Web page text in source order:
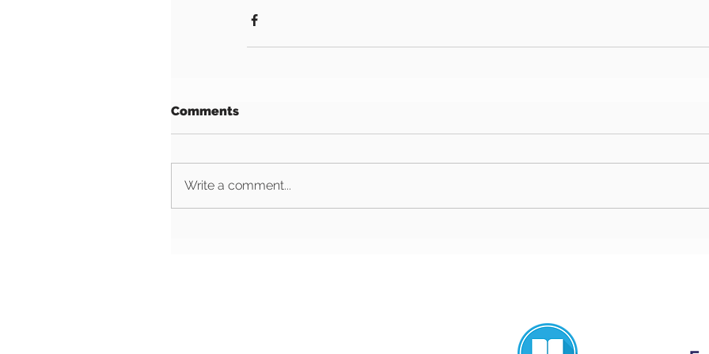
Comments
Write a comment...